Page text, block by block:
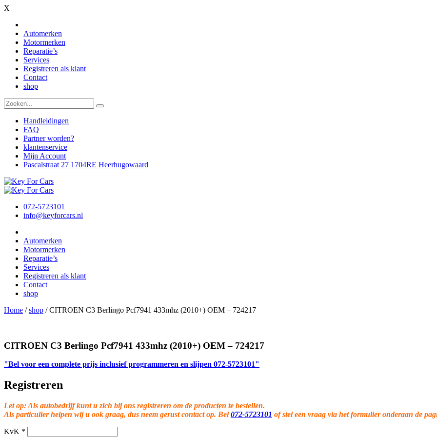
X
Automerken
Motormerken
Reparatie’s
Services
Registreren als klant
Contact
shop
Handleidingen
FAQ
Partner worden?
klantenservice
Mijn Account
Pascalstraat 27 1704RE Heerhugowaard
072-5723101
info@keyforcars.nl
Automerken
Motormerken
Reparatie’s
Services
Registreren als klant
Contact
shop
Home /shop /CITROEN C3 Berlingo Pcf7941 433mhz (2010+) OEM – 724217
CITROEN C3 Berlingo Pcf7941 433mhz (2010+) OEM – 724217
"Bel voor een complete prijs inclusief programmeren en slijpen 072-5723101"
Registreren
Let op: Als autobedrijf kunt u zich bij ons registreren om de producten te bestellen.
Als particulier helpen wij u ook graag, dus neem gerust contact op. Bel072-5723101 of stel een vraag via het formulier onderaan de
KvK *